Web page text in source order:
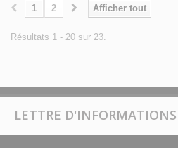
Afficher tout
1 2
Résultats 1 - 20 sur 23.
LETTRE D'INFORMATIONS